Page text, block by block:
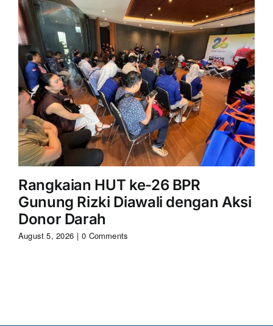
Rangkaian HUT ke-26 BPR
Gunung Rizki Diawali dengan Aksi
Donor Darah
August 5, 2026 | 0 Comments